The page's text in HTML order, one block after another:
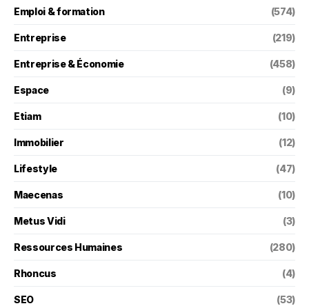
Emploi & formation (574)
Entreprise (219)
Entreprise & Économie (458)
Espace (9)
Etiam (10)
Immobilier (12)
Lifestyle (47)
Maecenas (10)
Metus Vidi (3)
Ressources Humaines (280)
Rhoncus (4)
SEO (53)